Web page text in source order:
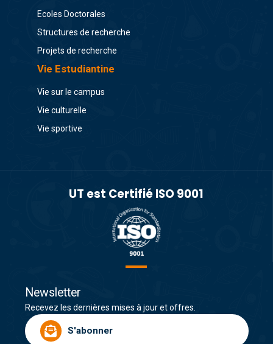
Ecoles Doctorales
Structures de recherche
Projets de recherche
Vie Estudiantine
Vie sur le campus
Vie culturelle
Vie sportive
UT est Certifié ISO 9001
Newsletter
Recevez les dernières mises à jour et offres.
S'abonner